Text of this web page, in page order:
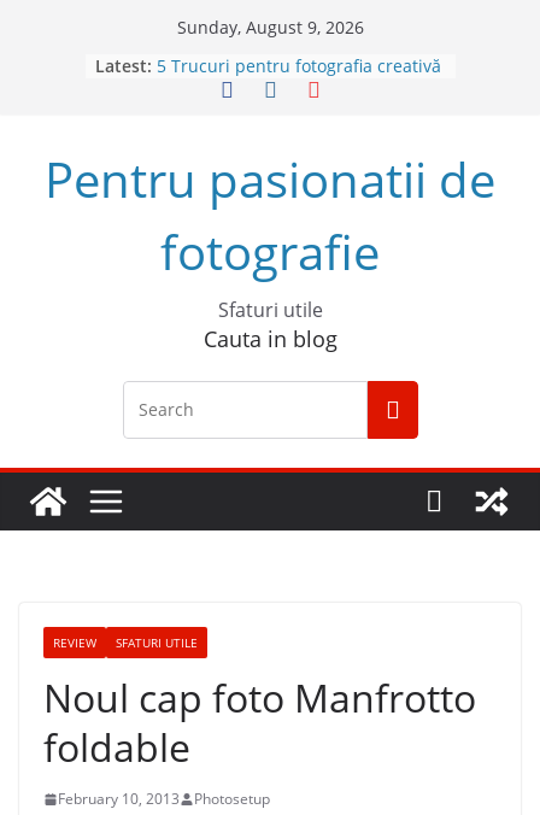
Sunday, August 9, 2026
Latest: 4 sfaturi pentru cele mai bune
fotografii spontane
Cum să începi un podcast de
Descoperă Sony ZV-E1, prima
cameră full frame pentru vlog
Pentru pasionatii de
fotografie
Sfaturi utile
Cauta in blog
REVIEW SFATURI UTILE
Noul cap foto Manfrotto
foldable
February 10, 2013 Photosetup